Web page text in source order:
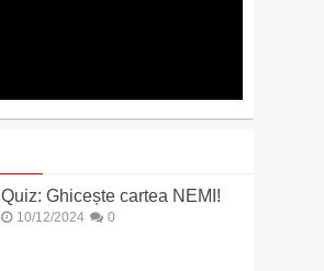
Quiz: Ghicește cartea NEMI!
10/12/2024 0